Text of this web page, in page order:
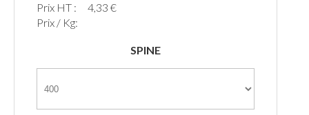
Prix HT :
4,33 €
Prix / Kg:
SPINE